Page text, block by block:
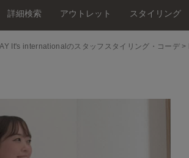
詳細検索 アウトレット スタイリング
It's internationalのスタッフスタイリング・コーデ